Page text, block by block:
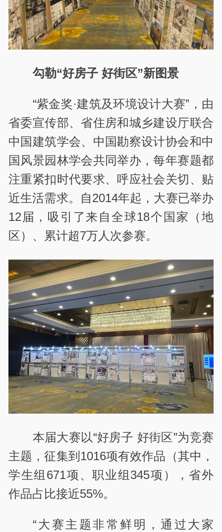
勾勒“好房子 好街区”新图景
“紫金奖·建筑及环境设计大赛”，由
省委宣传部、省住房和城乡建设厅联合
中国建筑学会、中国勘察设计协会和中
国风景园林学会共同举办，每年赛题都
注重紧扣时代要求、呼应社会关切、贴
近生活需求。自2014年起，大赛已举办
12届，吸引了来自全球18个国家（地
区）、累计超7万人次参赛。
本届大赛以“好房子 好街区”为竞赛
主题，征集到1016项有效作品（其中，
学生组671项、职业组345项），省外
作品占比接近55%。
“大赛主题非常鲜明，通过大家